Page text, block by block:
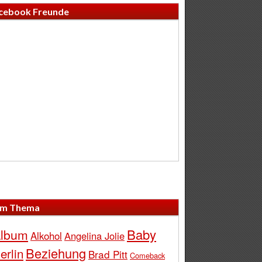
Freunde
Thema
Alkohol Angelina Jolie Baby
Beziehung Brad Pitt Comeback